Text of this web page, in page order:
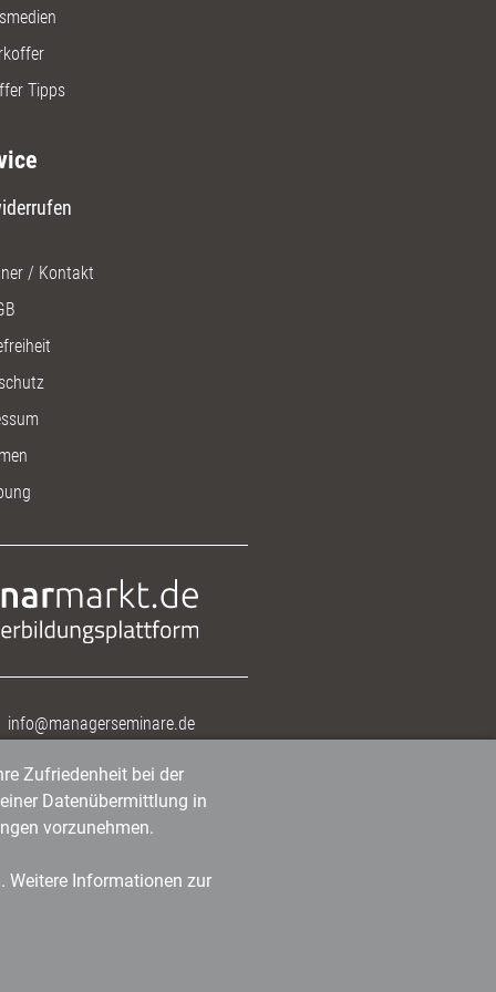
Tipps
/ Kontakt
info@managerseminare.de
Zufriedenheit bei der
Datenübermittlung in
vorzunehmen.
Weitere Informationen zur